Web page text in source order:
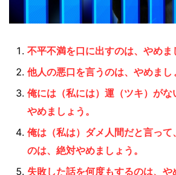
不平不満を口に出すのは、やめま
他人の悪口を言うのは、やめまし
俺には（私には）運（ツキ）が
やめましょう。
俺は（私は）ダメ人間だと言って
のは、絶対やめましょう。
失敗した話を何度もするのは、や